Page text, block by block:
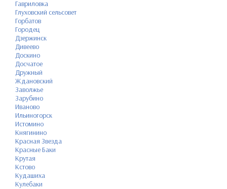
Гавриловка
Глуховский сельсовет
Горбатов
Городец
Дзержинск
Дивеево
Доскино
Досчатое
Дружный
Ждановский
Заволжье
Зарубино
Иваново
Ильиногорск
Истомино
Княгинино
Красная Звезда
Красные Баки
Крутая
Кстово
Кудашиха
Кулебаки